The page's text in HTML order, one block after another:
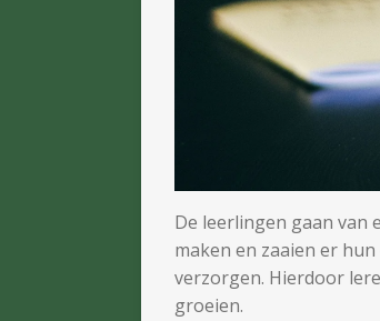
De leerlingen gaan van
maken en zaaien er
verzorgen. Hierdoor
groeien.